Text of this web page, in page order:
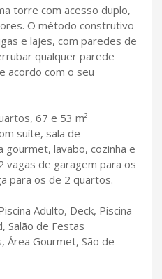
torre com acesso duplo,
O método construtivo
e lajes, com paredes de
qualquer parede
acordo com o seu
67 e 53 m²
suíte, sala de
lavabo, cozinha e
vagas de garagem para os
para os de 2 quartos.
Adulto, Deck, Piscina
Salão de Festas
Área Gourmet, São de